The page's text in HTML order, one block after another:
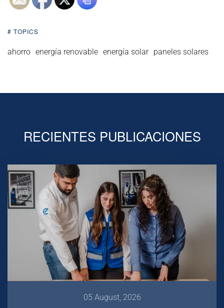
# TOPICS
ahorro energía renovable energía solar paneles solares
RECIENTES PUBLICACIONES
05 August, 2026